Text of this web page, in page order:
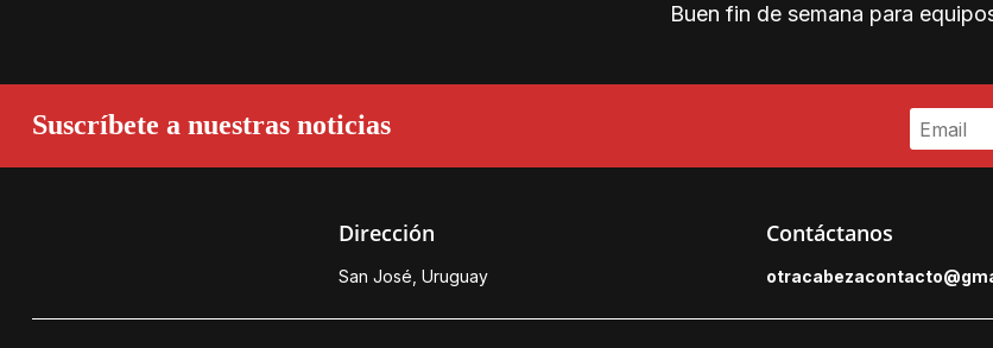
Buen fin de semana para
Suscríbete a nuestras noticias
Dirección
San José, Uruguay
Contáctanos